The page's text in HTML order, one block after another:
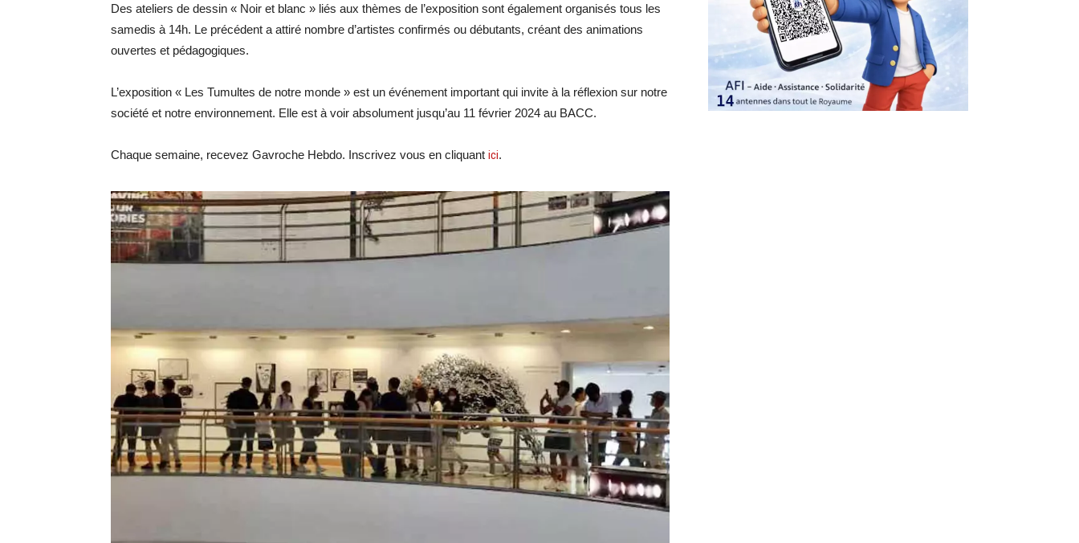
Des ateliers de dessin « Noir et blanc » liés aux thèmes de l’exposition sont également organisés tous les
samedis à 14h. Le précédent a attiré nombre d’artistes confirmés ou débutants, créant des animations
ouvertes et pédagogiques.
L’exposition « Les Tumultes de notre monde » est un événement important qui invite à la réflexion sur notre
société et notre environnement. Elle est à voir absolument jusqu’au 11 février 2024 au BACC.
Chaque semaine, recevez Gavroche Hebdo. Inscrivez vous en cliquant ici.